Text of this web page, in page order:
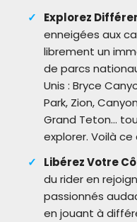
Explorez
enneigées aux
librement un
de parcs
Unis : Bryce
Park, Zion,
Grand Teton...
explorer. Voilà
Libérez Votre
du rider en
passionnés
en jouant à